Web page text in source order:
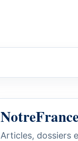
Articles, dossiers